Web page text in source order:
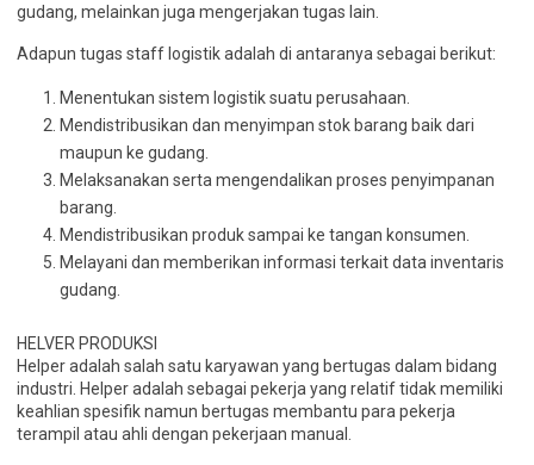
gudang, melainkan juga mengerjakan tugas lain.
Adapun tugas staff logistik adalah di antaranya sebagai berikut:
Menentukan sistem logistik suatu perusahaan.
Mendistribusikan dan menyimpan stok barang baik dari
maupun ke gudang.
Melaksanakan serta mengendalikan proses penyimpanan
barang.
Mendistribusikan produk sampai ke tangan konsumen.
Melayani dan memberikan informasi terkait data inventaris
gudang.
HELVER PRODUKSI
Helper adalah salah satu karyawan yang bertugas dalam bidang
industri. Helper adalah sebagai pekerja yang relatif tidak memiliki
keahlian spesifik namun bertugas membantu para pekerja
terampil atau ahli dengan pekerjaan manual.